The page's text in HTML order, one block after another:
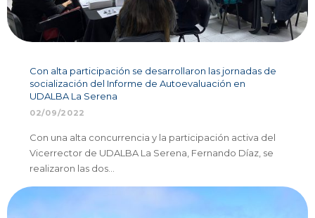
Con alta participación se desarrollaron las jornadas de
socialización del Informe de Autoevaluación en
UDALBA La Serena
02/09/2022
Con una alta concurrencia y la participación activa del
Vicerrector de UDALBA La Serena, Fernando Díaz, se
realizaron las dos…